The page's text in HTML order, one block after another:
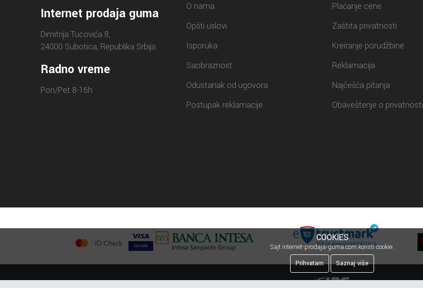
Internet prodaja guma
Dimitrija Tucovića 8,
24000 Subotica, Republika Srbija.
Radno vreme
Pon/Pet 8-16h
O nama
Opšti uslovi
Isporuka
Saobraznost
Odustanak od ugovora
Postupak reklamacije
Plaćanje cene
Zaštita privatnosti
Kreiranje porudžbine
Reklamacija
Najčešća pitanja
Obaveštenje o privatnosti
COOKIES
Sajt internet-prodaja-guma.com koristi cookie.
Prihvatam
Saznaj više